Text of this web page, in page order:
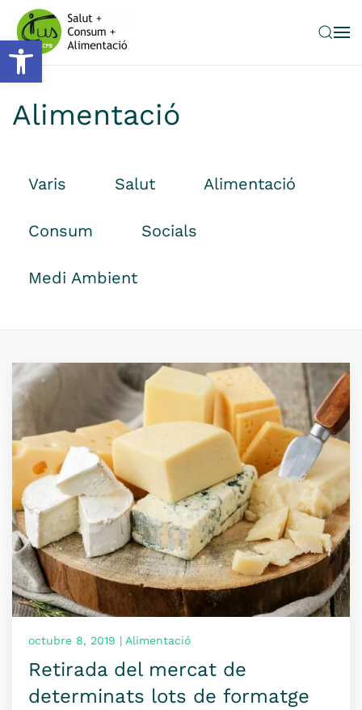
Obre la barra d'eines
Skip to main content
Alimentació
Varis Salut Alimentació
Consum Socials
Medi Ambient
octubre 8, 2019 | Alimentació
Retirada del mercat de
determinats lots de formatge